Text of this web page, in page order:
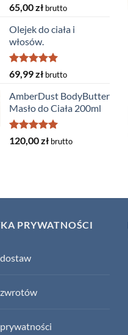
65,00zł brutto
Olejek do ciała i
włosów.
Rated5.00
out of 5
69,99zł brutto
AmberDust BodyButter
Masło do Ciała 200ml
Rated5.00
out of 5
120,00zł brutto
PRYWATNOŚCI